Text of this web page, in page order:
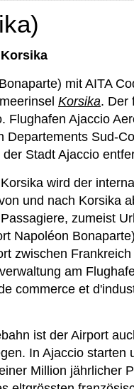
mit AITA
Korsika. Der
Flughafen Ajaccio
Departements Sud-
Stadt Ajaccio
wird der
und nach Korsika
zumeist
Napoléon
zwischen
am
commerce et
ist der Airport
In Ajaccio starten
Million jährlicher